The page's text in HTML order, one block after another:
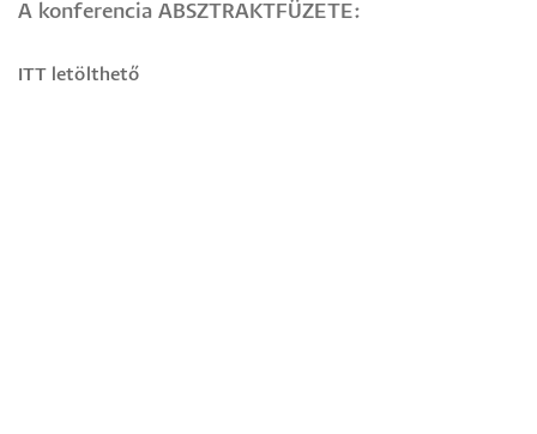
A konferencia ABSZTRAKTFÜZETE:
ITT letölthető